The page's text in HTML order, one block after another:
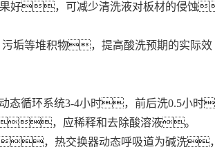
好，可减少清洗液对板材的侵蚀
等堆积物，提高酸洗预期的实际效
循环系统3-4小时，前后洗0.5小
，应稀释和去除酸溶液。
，热交换器动态呼吸道为碱洗